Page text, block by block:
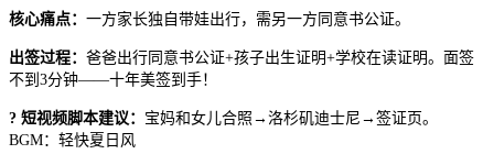
核心痛点： 一方家长独自带娃出行，需另一方同意书公证。
出签过程： 爸爸出行同意书公证+孩子出生证明+学校在读证明。面签
不到3分钟——十年美签到手！
? 短视频脚本建议： 宝妈和女儿合照→洛杉矶迪士尼→签证页。
BGM：轻快夏日风